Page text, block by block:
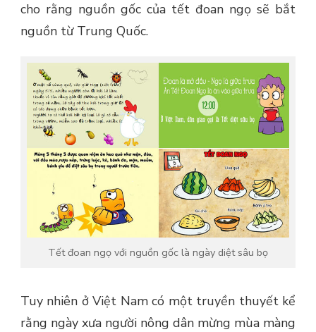
cho rằng nguồn gốc của tết đoan ngọ sẽ bắt
nguồn từ Trung Quốc.
Tết đoan ngọ với nguồn gốc là ngày diệt sâu bọ
Tuy nhiên ở Việt Nam có một truyền thuyết kể
rằng ngày xưa người nông dân mừng mùa màng